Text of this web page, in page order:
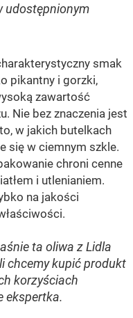
udostępnionym
smak
pikantny i gorzki,
zawartość
Nie bez znaczenia jest
w jakich butelkach
się w ciemnym szkle.
chroni cenne
i utlenianiem.
na jakości
ta oliwa z Lidla
chcemy kupić produkt
korzyściach
ekspertka.